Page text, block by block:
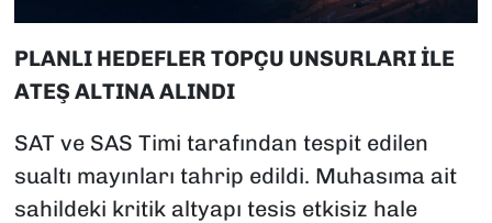
PLANLI HEDEFLER TOPÇU UNSURLARI İLE
ATEŞ ALTINA ALINDI
SAT ve SAS Timi tarafından tespit edilen
sualtı mayınları tahrip edildi. Muhasıma ait
sahildeki kritik altyapı tesis etkisiz hale